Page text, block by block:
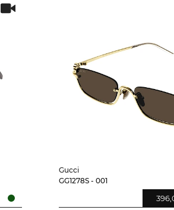
Gucci
GG1278S - 001